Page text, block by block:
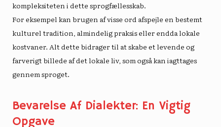
kompleksiteten i dette sprogfællesskab.
For eksempel kan brugen af ​​visse ord afspejle en bestemt
kulturel tradition, almindelig praksis eller endda lokale
kostvaner. Alt dette bidrager til at skabe et levende og
farverigt billede af det lokale liv, som også kan iagttages
gennem sproget.
Bevarelse Af Dialekter: En Vigtig
Opgave